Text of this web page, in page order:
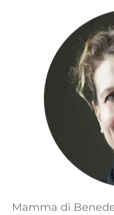
Mamma di